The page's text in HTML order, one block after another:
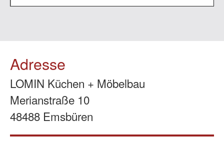
Adresse
LOMIN Küchen + Möbelbau
Merianstraße 10
48488 Emsbüren